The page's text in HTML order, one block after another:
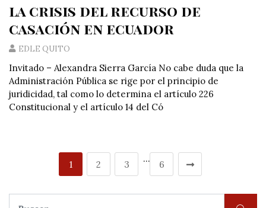
la crisis del recurso de
casación en ecuador
EDLE QUITO
Invitado – Alexandra Sierra García No cabe duda que la
Administración Pública se rige por el principio de
juridicidad, tal como lo determina el artículo 226
Constitucional y el artículo 14 del Có
1 2 3
…
6